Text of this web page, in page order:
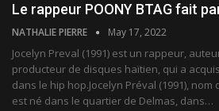
Le rappeur POONY BTAG fait
NATHALIE PIERRE May 17, 2022
Jocelyn Preval (1991) est un rappeur,
producteur de disques haïtien, qui a
dans le hip hop.Jocelyn Préval (1991),
est né dans le quartier de Delmas, dans…